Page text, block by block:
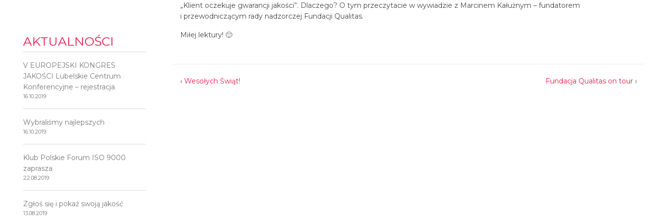
„Klient oczekuje gwarancji jakości”. Dlaczego? O tym przeczytacie w wywiadzie z Marcinem Kałużnym – fundatorem
i przewodniczącym rady nadzorczej Fundacji Qualitas.
Miłej lektury! 🙂
‹ Wesołych Świąt! Fundacja Qualitas on tour ›
AKTUALNOŚCI
V EUROPEJSKI KONGRES
JAKOŚCI Lubelskie Centrum
Konferencyjne – rejestracja
16.10.2019
Wybraliśmy najlepszych
16.10.2019
Klub Polskie Forum ISO 9000
zaprasza
22.08.2019
Zgłoś się i pokaż swoją jakość
13.08.2019